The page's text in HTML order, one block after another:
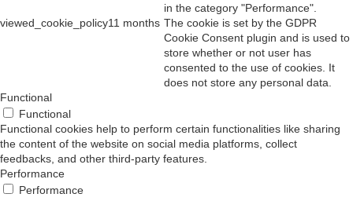
in the category "Performance".
viewed_cookie_policy11 months The cookie is set by the GDPR
Cookie Consent plugin and is used to
store whether or not user has
consented to the use of cookies. It
does not store any personal data.
Functional
Functional
Functional cookies help to perform certain functionalities like sharing
the content of the website on social media platforms, collect
feedbacks, and other third-party features.
Performance
Performance